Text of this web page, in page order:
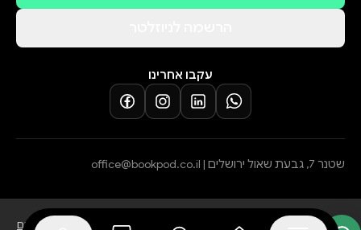
עקבו אחרינו
שטנר 7, גבעת שאול ירושלים | office@bookpod.co.il
בלוגשירות לקוחות מדיניות פרטיות הצהרת נגישותתקנון הרשמה לסופרים